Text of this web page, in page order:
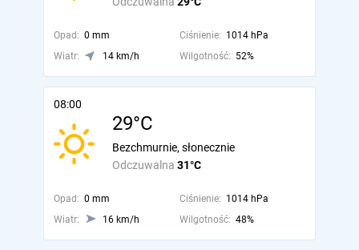
Opad: 0 mm Ciśnienie: 1014 hPa
Wiatr:
14 km/h Wilgotność: 52%
08:00
29°C
Odczuwalna 31°C
Bezchmurnie, słonecznie
Opad: 0 mm Ciśnienie: 1014 hPa
Wiatr:
16 km/h Wilgotność: 48%